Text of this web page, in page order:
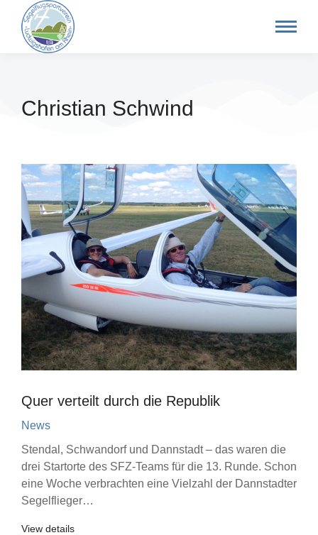
Christian Schwind
Quer verteilt durch die Republik
News
Stendal, Schwandorf und Dannstadt – das waren die
drei Startorte des SFZ-Teams für die 13. Runde. Schon
eine Woche verbrachten eine Vielzahl der Dannstadter
Segelflieger…
View details